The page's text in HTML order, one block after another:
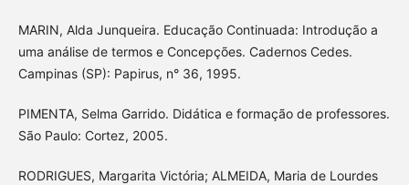
MARIN, Alda Junqueira. Educação Continuada: Introdução a
uma análise de termos e Concepções. Cadernos Cedes.
Campinas (SP): Papirus, n° 36, 1995.
PIMENTA, Selma Garrido. Didática e formação de professores.
São Paulo: Cortez, 2005.
RODRIGUES, Margarita Victória; ALMEIDA, Maria de Lourdes